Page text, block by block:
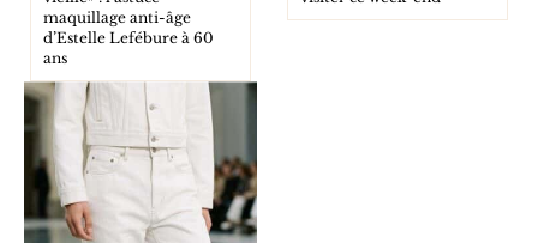
maquillage anti-âge
d’Estelle Lefébure à 60
ans